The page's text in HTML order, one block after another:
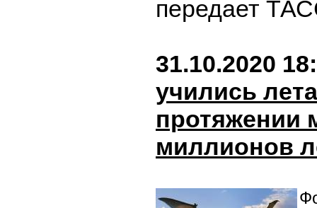
передает
31.10.2020
учились
протяжении
миллионов